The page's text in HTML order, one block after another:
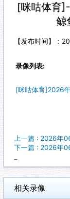
[咪咕体育
鲸
【发布时间】：
录像列表:
[咪咕体育]2026
上一篇 : 2026年
下一篇 : 2026年
相关录像